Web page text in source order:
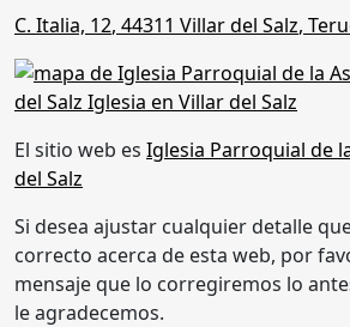
C. Italia, 12, 44311 Villar del Salz,
El sitio web es Iglesia Parroquial de
del Salz
Si desea ajustar cualquier detalle
correcto acerca de esta web, por
mensaje que lo corregiremos lo
le agradecemos.